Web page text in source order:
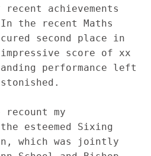
achievements
the recent Maths
second place in
score of xx
performance left
my
esteemed Sixing
which was jointly